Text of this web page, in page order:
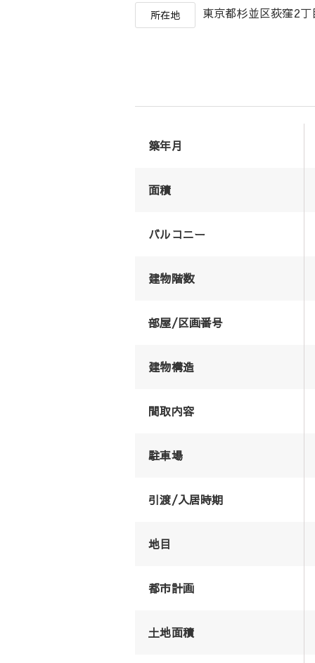
所在地 東京都杉並区荻窪2丁
築年月
面積
バルコニー
建物階数
部屋/区画番号
建物構造
間取内容
駐車場
引渡/入居時期
地目
都市計画
土地面積